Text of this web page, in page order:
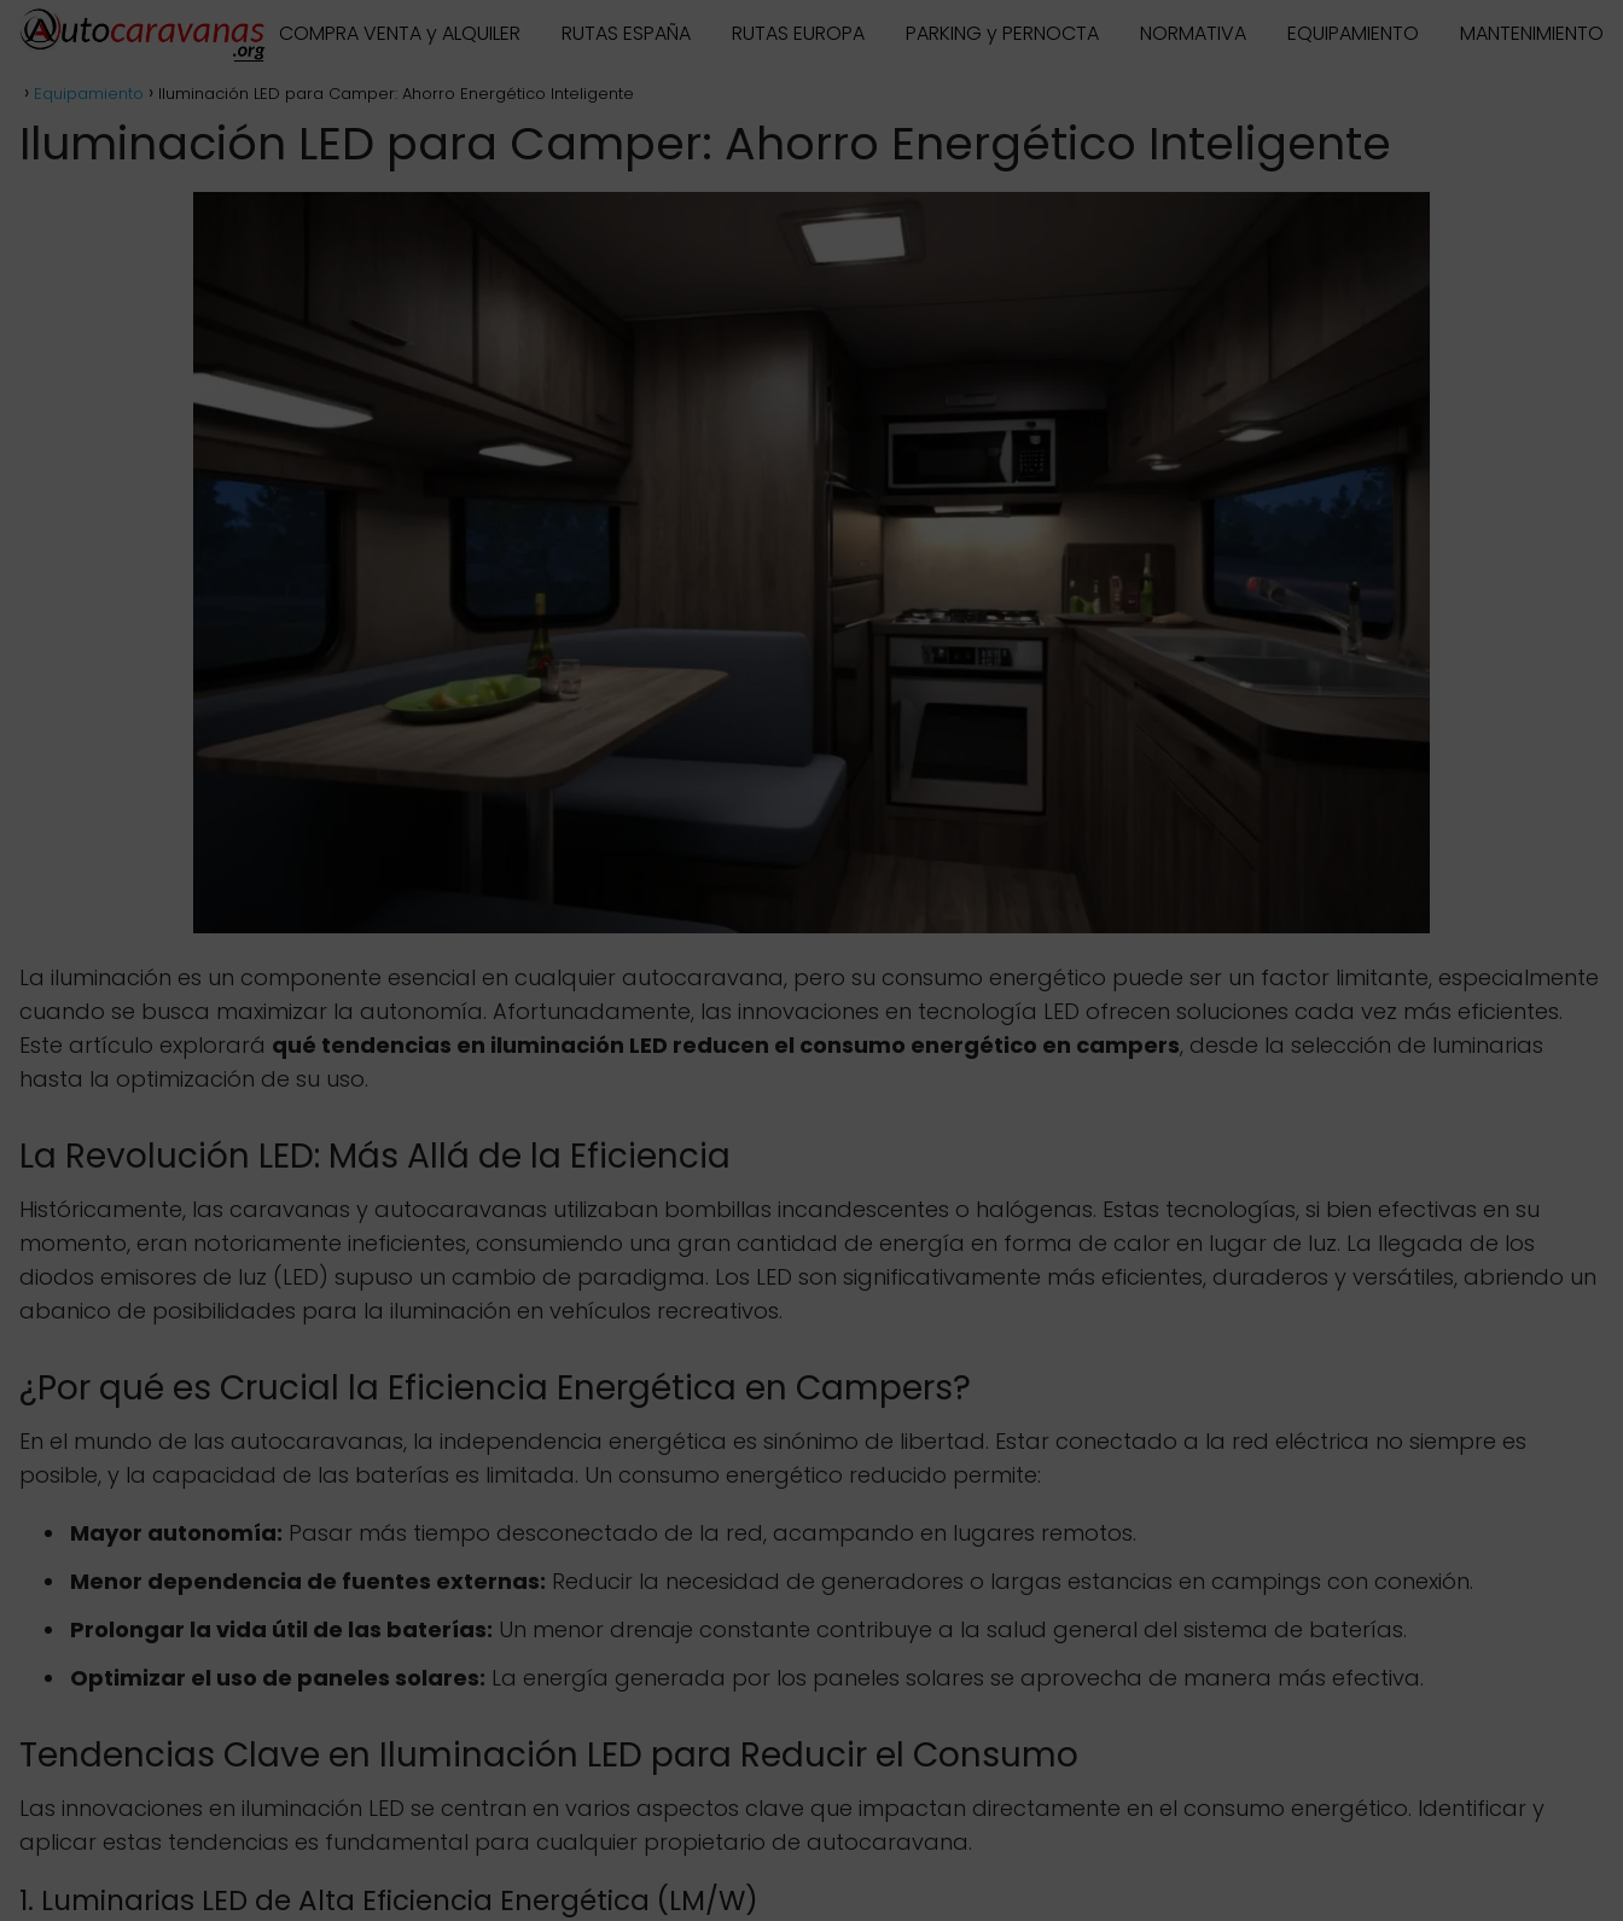
COMPRA VENTA y ALQUILER RUTAS ESPAÑA RUTAS EUROPA PARKING y PERNOCTA NORMATIVA EQUIPAMIENTO MANTENIMIENTO
Equipamiento Iluminación LED para Camper: Ahorro Energético Inteligente
Iluminación LED para Camper: Ahorro Energético Inteligente
La iluminación es un componente esencial en cualquier autocaravana, pero su consumo energético puede ser un factor limitante, especialmente
cuando se busca maximizar la autonomía. Afortunadamente, las innovaciones en tecnología LED ofrecen soluciones cada vez más eficientes.
Este artículo explorará qué tendencias en iluminación LED reducen el consumo energético en campers, desde la selección de luminarias
hasta la optimización de su uso.
La Revolución LED: Más Allá de la Eficiencia
Históricamente, las caravanas y autocaravanas utilizaban bombillas incandescentes o halógenas. Estas tecnologías, si bien efectivas en su
momento, eran notoriamente ineficientes, consumiendo una gran cantidad de energía en forma de calor en lugar de luz. La llegada de los
diodos emisores de luz (LED) supuso un cambio de paradigma. Los LED son significativamente más eficientes, duraderos y versátiles, abriendo un
abanico de posibilidades para la iluminación en vehículos recreativos.
¿Por qué es Crucial la Eficiencia Energética en Campers?
En el mundo de las autocaravanas, la independencia energética es sinónimo de libertad. Estar conectado a la red eléctrica no siempre es
posible, y la capacidad de las baterías es limitada. Un consumo energético reducido permite:
Mayor autonomía: Pasar más tiempo desconectado de la red, acampando en lugares remotos.
Menor dependencia de fuentes externas: Reducir la necesidad de generadores o largas estancias en campings con conexión.
Prolongar la vida útil de las baterías: Un menor drenaje constante contribuye a la salud general del sistema de baterías.
Optimizar el uso de paneles solares: La energía generada por los paneles solares se aprovecha de manera más efectiva.
Tendencias Clave en Iluminación LED para Reducir el Consumo
Las innovaciones en iluminación LED se centran en varios aspectos clave que impactan directamente en el consumo energético. Identificar y
aplicar estas tendencias es fundamental para cualquier propietario de autocaravana.
1. Luminarias LED de Alta Eficiencia Energética (LM/W)